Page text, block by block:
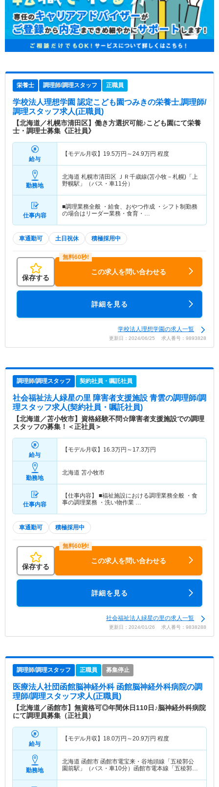
栄養士 調理師/調理スタッフ 正職員
学校法人理想学園 認定こども園つみきの栄養士,調理師/
調理スタッフ求人(正職員)
【北海道／札幌市清田区】働き方選択可能♪こども園にて栄養
士・調理士募集《正社員》
給与
【モデル月収】 19.5万円～24.9万円 程度
勤務地
北海道 札幌市清田区 ＪＲ千歳線(苫小牧－札幌)「上
野幌駅」（バス・車11分）
仕事内容
■調理業務全般 ・給食、おやつ作成 ・シフト制勤務
の場合はリーダー業務・食育・…
車通勤可 土日祝休 積極採用中
保存する
この求人を問い合わせる
詳細を見る
学校法人理想学園の求人一覧
更新日：2024/06/25 求人番号：9893828
調理師/調理スタッフ 契約社員・嘱託社員
社会福祉法人緑星の里 障害者支援施設 青雲の調理師/調
理スタッフ求人(契約社員・嘱託社員)
【北海道／苫小牧市】資格経験不問☆障害者支援施設での調理
スタッフの募集！＜正社員＞
給与
【モデル月収】 16.3万円～ 17.3万円
勤務地
北海道 苫小牧市
仕事内容
【仕事内容】 ■福祉施設における調理業務全般 ・食
事の調理業務 ・洗い物作業 …
車通勤可 積極採用中
保存する
この求人を問い合わせる
詳細を見る
社会福祉法人緑星の里の求人一覧
更新日：2024/01/26 求人番号：9838288
調理師/調理スタッフ 正職員 募集停止
医療法人社団函館脳神経外科 函館脳神経外科病院の調
理師/調理スタッフ求人(正職員)
【北海道／函館市】無資格可◎年間休日110日♪脳神経外科病院
にて調理員募集（正社員）
給与
【モデル月収】 18.0万円～20.9万円 程度
勤務地
北海道 函館市 函館市電宝来・谷地頭線「五稜郭公
園前駅」（バス・車10分）函館市電本線「五稜郭公